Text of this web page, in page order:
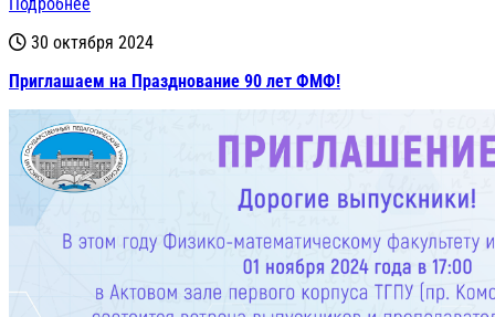
30 октября 2024
Приглашаем на Празднование 90 лет ФМФ!